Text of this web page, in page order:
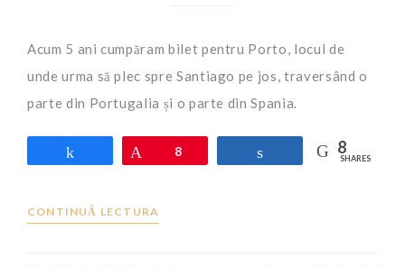
Acum 5 ani cumpăram bilet pentru Porto, locul de
unde urma să plec spre Santiago pe jos, traversând o
parte din Portugalia și o parte din Spania.
Pin8 8
SHARES
CONTINUĂ LECTURA